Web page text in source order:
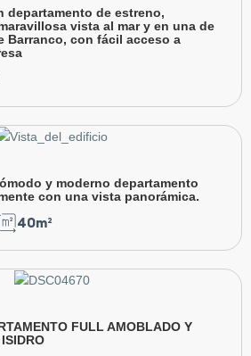
departamento de estreno,
vista al mar y en una de
Barranco, con fácil acceso a
y moderno departamento
con una vista panorámica.
40m²
FULL AMOBLADO Y